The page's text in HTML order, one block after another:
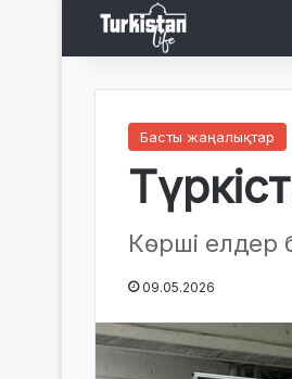
Басты жаңалықтар
Көрші елдер
09.05.2026